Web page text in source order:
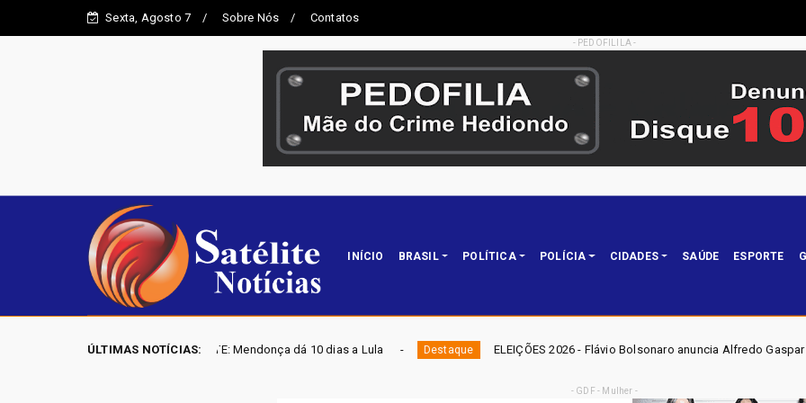
Sexta, Agosto 7 Sobre Nós Contatos
- PEDOFILILA -
INÍCIO BRASIL POLÍTICA POLÍCIA CIDADES SAÚDE ESPORTE
ÚLTIMAS NOTÍCIAS:
URGENTE: Mendonça dá 10 dias a Lula Destaque ELEIÇÕES 2026 - Flávio Bolsonaro anuncia Alfredo Gaspar como candidato a
- GDF - Mulher -